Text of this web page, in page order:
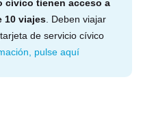
cívico tienen acceso a
10 viajes . Deben viajar
de servicio cívico
pulse aquí